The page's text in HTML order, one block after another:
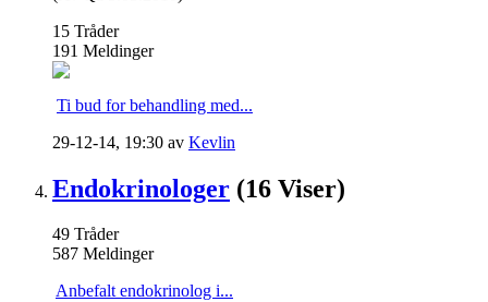
15 Tråder
191 Meldinger
Ti bud for behandling med...
29-12-14, 19:30 av Kevlin
Endokrinologer (16 Viser)
49 Tråder
587 Meldinger
Anbefalt endokrinolog i...